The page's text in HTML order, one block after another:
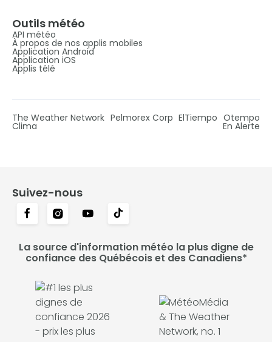
Outils météo
API météo
À propos de nos applis mobiles
Application Android
Application iOS
Applis télé
The Weather Network Pelmorex Corp ElTiempo Otempo
Clima En Alerte
Suivez-nous
La source d'information météo la plus digne de
confiance des Québécois et des Canadiens*